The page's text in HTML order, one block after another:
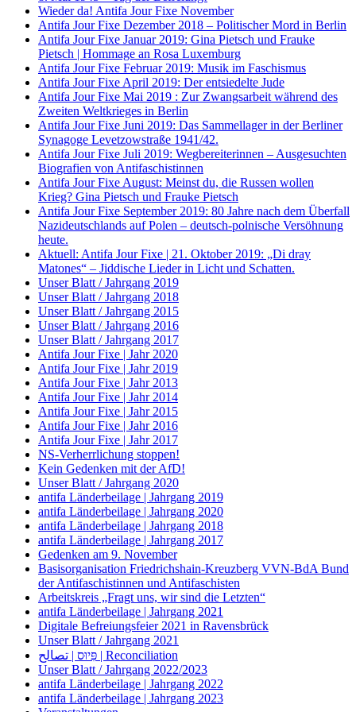
Wieder da! Antifa Jour Fixe November
Antifa Jour Fixe Dezember 2018 – Politischer Mord in Berlin
Antifa Jour Fixe Januar 2019: Gina Pietsch und Frauke
Pietsch | Hommage an Rosa Luxemburg
Antifa Jour Fixe Februar 2019: Musik im Faschismus
Antifa Jour Fixe April 2019: Der entsiedelte Jude
Antifa Jour Fixe Mai 2019 : Zur Zwangsarbeit während des
Zweiten Weltkrieges in Berlin
Antifa Jour Fixe Juni 2019: Das Sammellager in der Berliner
Synagoge Levetzowstraße 1941/42.
Antifa Jour Fixe Juli 2019: Wegbereiterinnen – Ausgesuchten
Biografien von Antifaschistinnen
Antifa Jour Fixe August: Meinst du, die Russen wollen
Krieg? Gina Pietsch und Frauke Pietsch
Antifa Jour Fixe September 2019: 80 Jahre nach dem Überfall
Nazideutschlands auf Polen – deutsch-polnische Versöhnung
heute.
Aktuell: Antifa Jour Fixe | 21. Oktober 2019: „Di dray
Matones“ – Jiddische Lieder in Licht und Schatten.
Unser Blatt / Jahrgang 2019
Unser Blatt / Jahrgang 2018
Unser Blatt / Jahrgang 2015
Unser Blatt / Jahrgang 2016
Unser Blatt / Jahrgang 2017
Antifa Jour Fixe | Jahr 2020
Antifa Jour Fixe | Jahr 2019
Antifa Jour Fixe | Jahr 2013
Antifa Jour Fixe | Jahr 2014
Antifa Jour Fixe | Jahr 2015
Antifa Jour Fixe | Jahr 2016
Antifa Jour Fixe | Jahr 2017
NS-Verherrlichung stoppen!
Kein Gedenken mit der AfD!
Unser Blatt / Jahrgang 2020
antifa Länderbeilage | Jahrgang 2019
antifa Länderbeilage | Jahrgang 2020
antifa Länderbeilage | Jahrgang 2018
antifa Länderbeilage | Jahrgang 2017
Gedenken am 9. November
Basisorganisation Friedrichshain-Kreuzberg VVN-BdA Bund
der Antifaschistinnen und Antifaschisten
Arbeitskreis „Fragt uns, wir sind die Letzten“
antifa Länderbeilage | Jahrgang 2021
Digitale Befreiungsfeier 2021 in Ravensbrück
Unser Blatt / Jahrgang 2021
פִּיוּס | تصالح | Reconciliation
Unser Blatt / Jahrgang 2022/2023
antifa Länderbeilage | Jahrgang 2022
antifa Länderbeilage | Jahrgang 2023